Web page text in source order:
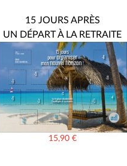
15 JOURS APRÈS
UN DÉPART À LA RETRAITE
15,90 €